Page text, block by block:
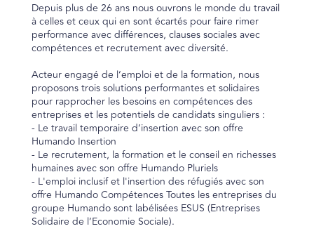
Depuis plus de 26 ans nous ouvrons le monde du travail
à celles et ceux qui en sont écartés pour faire rimer
performance avec différences, clauses sociales avec
compétences et recrutement avec diversité.
Acteur engagé de l‘emploi et de la formation, nous
proposons trois solutions performantes et solidaires
pour rapprocher les besoins en compétences des
entreprises et les potentiels de candidats singuliers :
- Le travail temporaire d‘insertion avec son offre
Humando Insertion
- Le recrutement, la formation et le conseil en richesses
humaines avec son offre Humando Pluriels
- L'emploi inclusif et l'insertion des réfugiés avec son
offre Humando Compétences Toutes les entreprises du
groupe Humando sont labélisées ESUS (Entreprises
Solidaire de l’Economie Sociale).